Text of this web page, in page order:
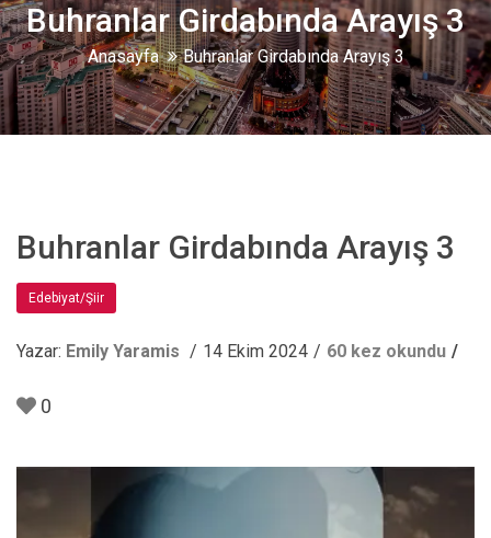
Buhranlar Girdabında Arayış 3
Anasayfa Buhranlar Girdabında Arayış 3
Buhranlar Girdabında Arayış 3
Edebiyat/Şiir
Yazar: Emily Yaramis 14 Ekim 2024 60 kez okundu
0